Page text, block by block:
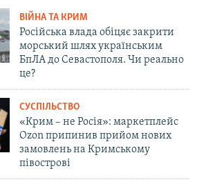
ВІЙНА ТА КРИМ
Російська влада обіцяє закрити
морський шлях українським
БпЛА до Севастополя. Чи реально
це?
СУСПІЛЬСТВО
«Крим – не Росія»: маркетплейс
Ozon припинив прийом нових
замовлень на Кримському
півострові